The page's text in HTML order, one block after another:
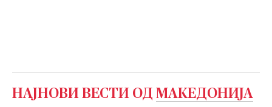
НАЈНОВИ ВЕСТИ ОД МАКЕДОНИЈА